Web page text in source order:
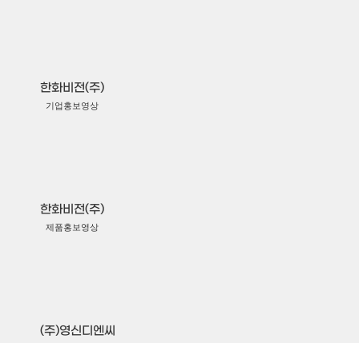
한화비전(주)
기업홍보영상
한화비전(주)
제품홍보영상
(주)영신디엔씨